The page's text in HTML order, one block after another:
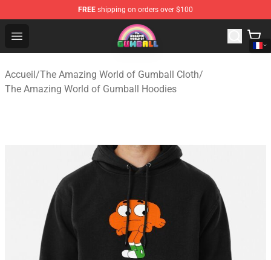
FREE shipping on orders over $100
Open menu
The Amazing World of Gumball Store - Official The
Accueil/The Amazing World of Gumball Cloth/
The Amazing World of Gumball Hoodies